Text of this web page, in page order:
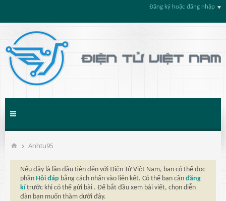
Đăng ký hoặc đăng nhập
Anhtu95
Nếu đây là lần đầu tiên đến với Điện Tử Việt Nam, bạn có thể đọc
phần Hỏi đáp bằng cách nhấn vào liên kết. Có thể bạn cần đăng
kí trước khi có thể gửi bài . Để bắt đầu xem bài viết, chọn diễn
đàn bạn muốn thăm dưới đây.